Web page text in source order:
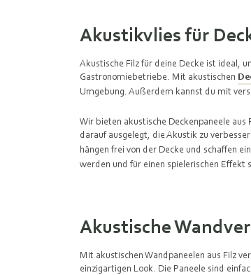
Akustikvlies für
Akustische Filz für deine Decke ist ideal,
Gastronomiebetriebe. Mit akustischen
Umgebung. Außerdem kannst du mit
Wir bieten akustische Deckenpaneele
darauf ausgelegt, die Akustik zu
hängen frei von der Decke und schaffen
werden und für einen spielerischen Effekt
Akustische
Mit akustischen Wandpaneelen aus Filz
einzigartigen Look. Die Paneele sind